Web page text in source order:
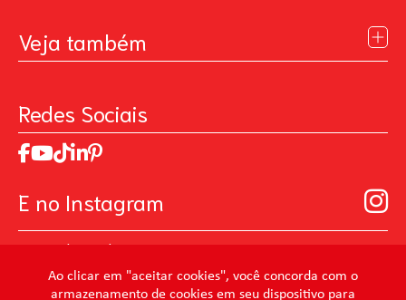
Ao clicar em "aceitar cookies", você concorda com o
armazenamento de cookies em seu dispositivo para
Contato
Trabalhe Conosco
Relatório de Sustentabilidade 2025
Código de ética
Acionistas
Prevenir Não Dói
Veja também
MasterChef
Art Of Love
Seja um distribuidor de Limpeza Profissional
Redes Sociais
E no Instagram
@mundocondor
@condorbeleza